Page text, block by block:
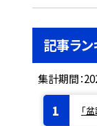
記事ラン
集計期間：
「